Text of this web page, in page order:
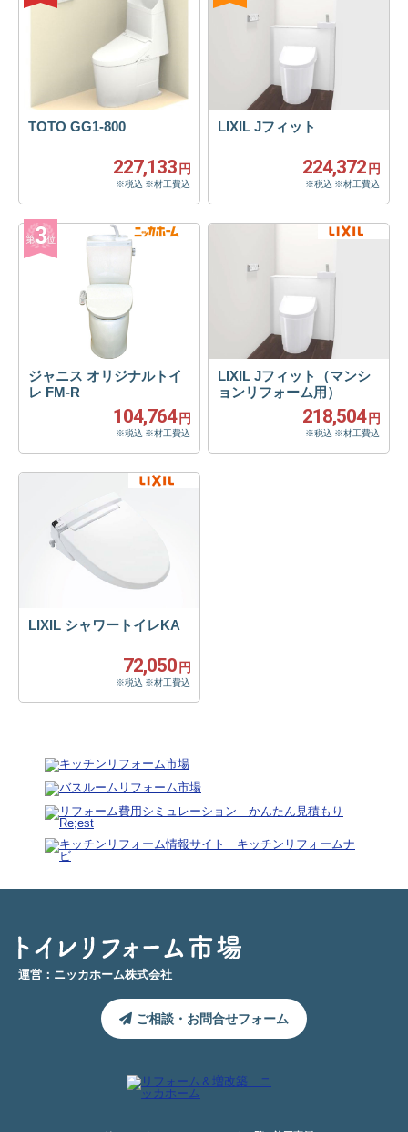
TOTO GG1-800
227,133円
※税込 ※材工費込
LIXIL Jフィット
224,372円
※税込 ※材工費込
ジャニス オリジナルトイ
レ FM-R
104,764 円
※税込 ※材工費込
LIXIL Jフィット（マンシ
ョンリフォーム用）
218,504 円
※税込 ※材工費込
LIXIL シャワートイレKA
72,050 円
※税込 ※材工費込
運営：ニッカホーム株式会社
ご相談・お問合せフォーム